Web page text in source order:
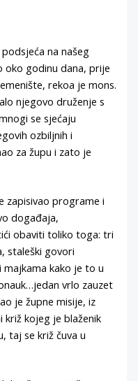
na našeg
oko godinu dana, prije
rekoa je mons.
njegovo druženje s
se sjećaju
ozbiljnih i
za župu i zato je
zapisivao programe i
događaja,
obaviti toliko toga: tri
staleški govori
majkama kako je to u
vrlo zauzet
je župne misije, iz
križ kojeg je blaženik
taj se križ čuva u